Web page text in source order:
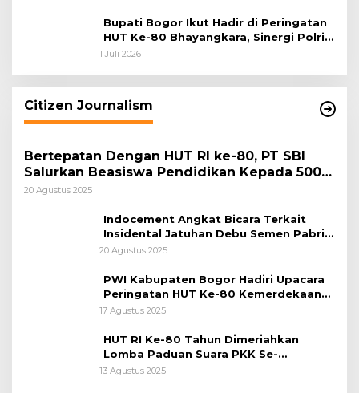
Bupati Bogor Ikut Hadir di Peringatan
HUT Ke-80 Bhayangkara, Sinergi Polri
dan Pemkab Bogor Jadi Kunci Menjaga
1 Juli 2026
Citizen Journalism
Bertepatan Dengan HUT RI ke-80, PT SBI
Salurkan Beasiswa Pendidikan Kepada 500
Pelajar
20 Agustus 2025
Indocement Angkat Bicara Terkait
Insidental Jatuhan Debu Semen Pabrik
Citeureup
20 Agustus 2025
PWI Kabupaten Bogor Hadiri Upacara
Peringatan HUT Ke-80 Kemerdekaan
RI, di Lapangan Tegar Beriman
17 Agustus 2025
HUT RI Ke-80 Tahun Dimeriahkan
Lomba Paduan Suara PKK Se-
Kabupaten Bogor
13 Agustus 2025